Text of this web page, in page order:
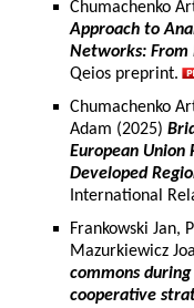
Chumachenko
Approach to
Networks: From
Qeios preprint.
Chumachenko
Adam (2025)
European Union
Developed
International
Frankowski Jan,
Mazurkiewicz
commons
cooperative